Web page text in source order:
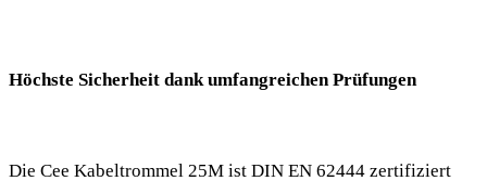
Höchste Sicherheit dank umfangreichen Prüfungen
Die Cee Kabeltrommel 25M ist DIN EN 62444 zertifiziert